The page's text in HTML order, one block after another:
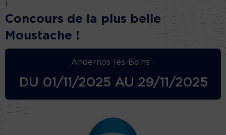
!
Concours de la plus belle
Moustache !
Andernos-les-Bains -
DU 01/11/2025AU 29/11/2025